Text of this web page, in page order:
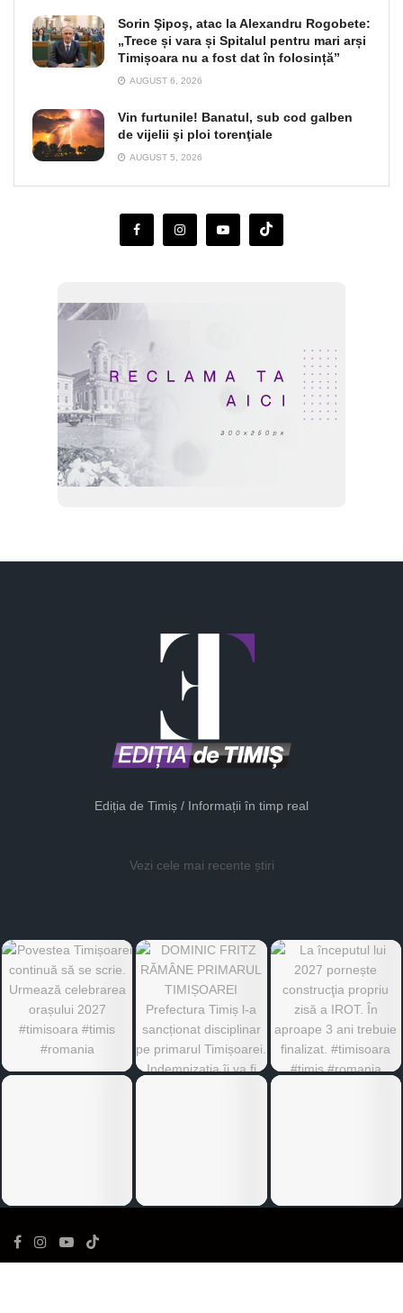
Sorin Şipoş, atac la Alexandru Rogobete:
„Trece și vara și Spitalul pentru mari arși
Timișoara nu a fost dat în folosință”
AUGUST 6, 2026
Vin furtunile! Banatul, sub cod galben
de vijelii şi ploi torenţiale
AUGUST 5, 2026
Ediția de Timiș / Informații în timp real
Vezi cele mai recente știri